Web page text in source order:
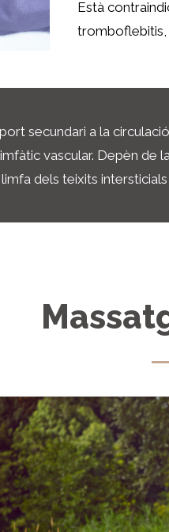
Està
tromboflebitis,
secundari a la
vascular. Depèn de
dels teixits